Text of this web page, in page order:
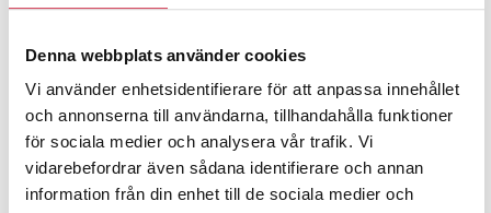
Denna webbplats använder cookies
Vi använder enhetsidentifierare för att anpassa innehållet
och annonserna till användarna, tillhandahålla funktioner
för sociala medier och analysera vår trafik. Vi
vidarebefordrar även sådana identifierare och annan
information från din enhet till de sociala medier och
Relaterade produkter